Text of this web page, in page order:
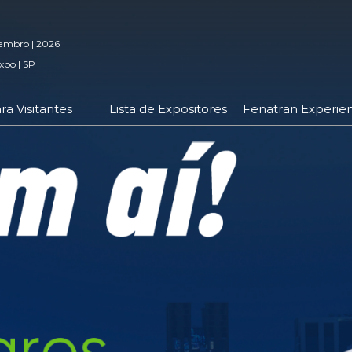
| 2026
| SP
Visitantes
Porque Visitar
Viagem e Hospedagem
Lista de Expositores Fenatran